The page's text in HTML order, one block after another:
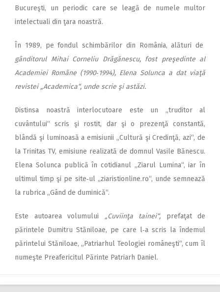
Bucureşti, un periodic care se leagă de numele multor
intelectuali din ţara noastră.
În 1989, pe fondul schimbărilor din România, alături de
gânditorul Mihai Corneliu Drăgănescu, fost preşedinte al
Academiei Române (1990‑1994), Elena Solunca a dat viaţă
revistei „Academica“, unde scrie şi astăzi.
Distinsa noastră interlocutoare este un „truditor al
cuvântului“ scris şi rostit, dar şi o prezenţă constantă,
blândă şi luminoasă a emisiunii „Cultură şi Credinţă, azi“, de
la Trinitas TV, emisiune realizată de domnul Vasile Bănescu.
Elena Solunca publică în cotidianul „Ziarul Lumina“, iar în
ultimul timp şi pe site‑ul „ziaristionline.ro“, unde semnează
la rubrica „Gând de duminică“.
Este autoarea volumului „Cuviinţa tainei“, prefaţat de
părintele Dumitru Stăniloae, pe care l‑a scris la îndemul
părintelui Stăniloae, „Patriarhul Teologiei româneşti“, cum îl
numeşte Preafericitul Părinte Patriarh Daniel.